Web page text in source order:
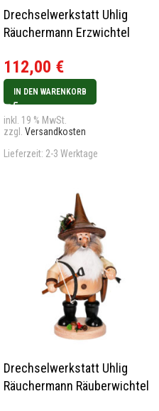
Drechselwerkstatt Uhlig
Räuchermann Erzwichtel
112,00 €
IN DEN WARENKORB
inkl. 19 % MwSt.
zzgl. Versandkosten
Lieferzeit: 2-3 Werktage
Drechselwerkstatt Uhlig
Räuchermann Räuberwichtel